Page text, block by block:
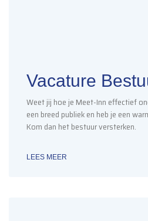
Vacature
Weet jij hoe je Meet-Inn effectief
een breed publiek en heb je een
Kom dan het bestuur versterken.
LEES MEER